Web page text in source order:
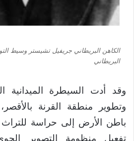
الكاهن البريطاني جريفيل تشيستر وسيط
البريطاني
وقد أدت السيطرة الميدانية
وتطوير منطقة القرنة
باطن الأرض إلى حراسة
تفعيل منظومة التصوير